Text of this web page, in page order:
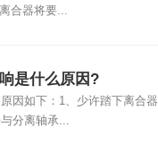
合器将要...
是什么原因?
因如下：1、少许踏下离合器
分离轴承...